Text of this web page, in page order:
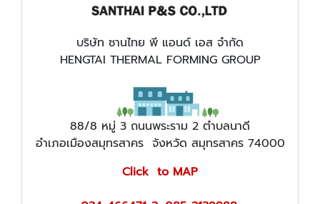
บริษัท ซานไทย พี แอนด์ เอส จำกัด
HENGTAI THERMAL FORMING GROUP
88/8 หมู่ 3 ถนนพระราม 2 ตำบลนาดี
อำเภอเมืองสมุทรสาคร จังหวัด สมุทรสาคร 74000
Click to MAP